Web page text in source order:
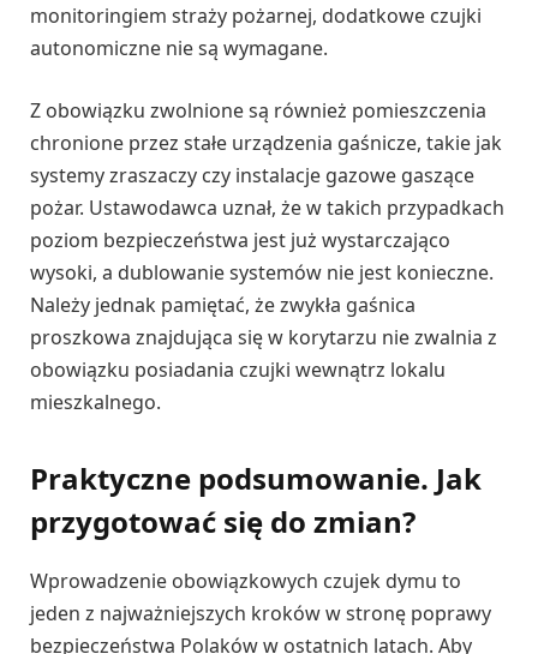
monitoringiem straży pożarnej, dodatkowe czujki
autonomiczne nie są wymagane.
Z obowiązku zwolnione są również pomieszczenia
chronione przez stałe urządzenia gaśnicze, takie jak
systemy zraszaczy czy instalacje gazowe gaszące
pożar. Ustawodawca uznał, że w takich przypadkach
poziom bezpieczeństwa jest już wystarczająco
wysoki, a dublowanie systemów nie jest konieczne.
Należy jednak pamiętać, że zwykła gaśnica
proszkowa znajdująca się w korytarzu nie zwalnia z
obowiązku posiadania czujki wewnątrz lokalu
mieszkalnego.
Praktyczne podsumowanie. Jak
przygotować się do zmian?
Wprowadzenie obowiązkowych czujek dymu to
jeden z najważniejszych kroków w stronę poprawy
bezpieczeństwa Polaków w ostatnich latach. Aby